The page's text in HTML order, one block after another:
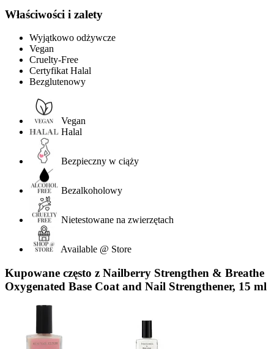
Właściwości i zalety
Wyjątkowo odżywcze
Vegan
Cruelty-Free
Certyfikat Halal
Bezglutenowy
Vegan
Halal
Bezpieczny w ciąży
Bezalkoholowy
Nietestowane na zwierzętach
Available @ Store
Kupowane często z Nailberry Strengthen & Breathe
Oxygenated Base Coat and Nail Strengthener, 15 ml